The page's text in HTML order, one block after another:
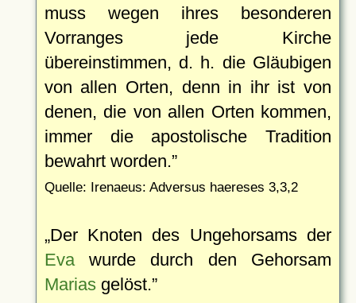
muss wegen ihres besonderen
Vorranges jede Kirche
übereinstimmen, d. h. die Gläubigen
von allen Orten, denn in ihr ist von
denen, die von allen Orten kommen,
immer die apostolische Tradition
bewahrt worden.
Quelle: Irenaeus: Adversus haereses 3,3,2
Der Knoten des Ungehorsams der
Evawurde durch den Gehorsam
Mariasgelöst.